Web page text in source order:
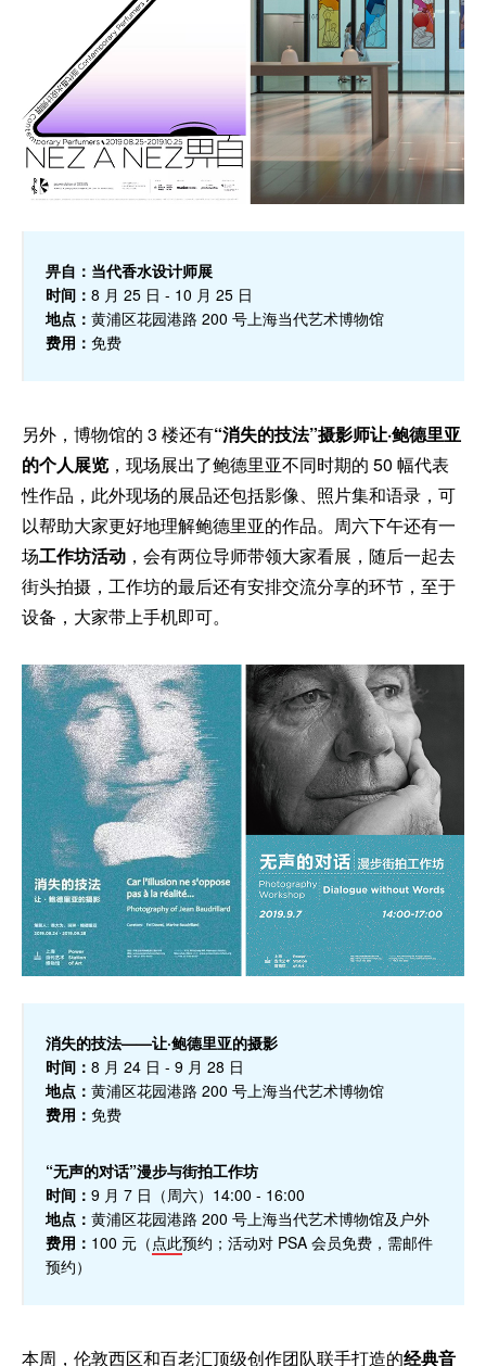
畀自：当代香水设计师展
时间： 8 月 25 日 - 10 月 25 日
地点： 黄浦区花园港路 200 号上海当代艺术博物馆
费用： 免费
另外，博物馆的 3 楼还有“消失的技法”摄影师让·鲍德里亚
的个人展览 ，现场展出了鲍德里亚不同时期的 50 幅代表
性作品，此外现场的展品还包括影像、照片集和语录，可
以帮助大家更好地理解鲍德里亚的作品。周六下午还有一
场工作坊活动 ，会有两位导师带领大家看展，随后一起去
街头拍摄，工作坊的最后还有安排交流分享的环节，至于
设备，大家带上手机即可。
消失的技法——让·鲍德里亚的摄影
时间： 8 月 24 日 - 9 月 28 日
地点： 黄浦区花园港路 200 号上海当代艺术博物馆
费用： 免费
“无声的对话”漫步与街拍工作坊
时间： 9 月 7 日（周六）14:00 - 16:00
地点： 黄浦区花园港路 200 号上海当代艺术博物馆及户外
费用： 100 元（ 点此预约；活动对 PSA 会员免费，需邮件
预约）
本周，伦敦西区和百老汇顶级创作团队联手打造的经典音